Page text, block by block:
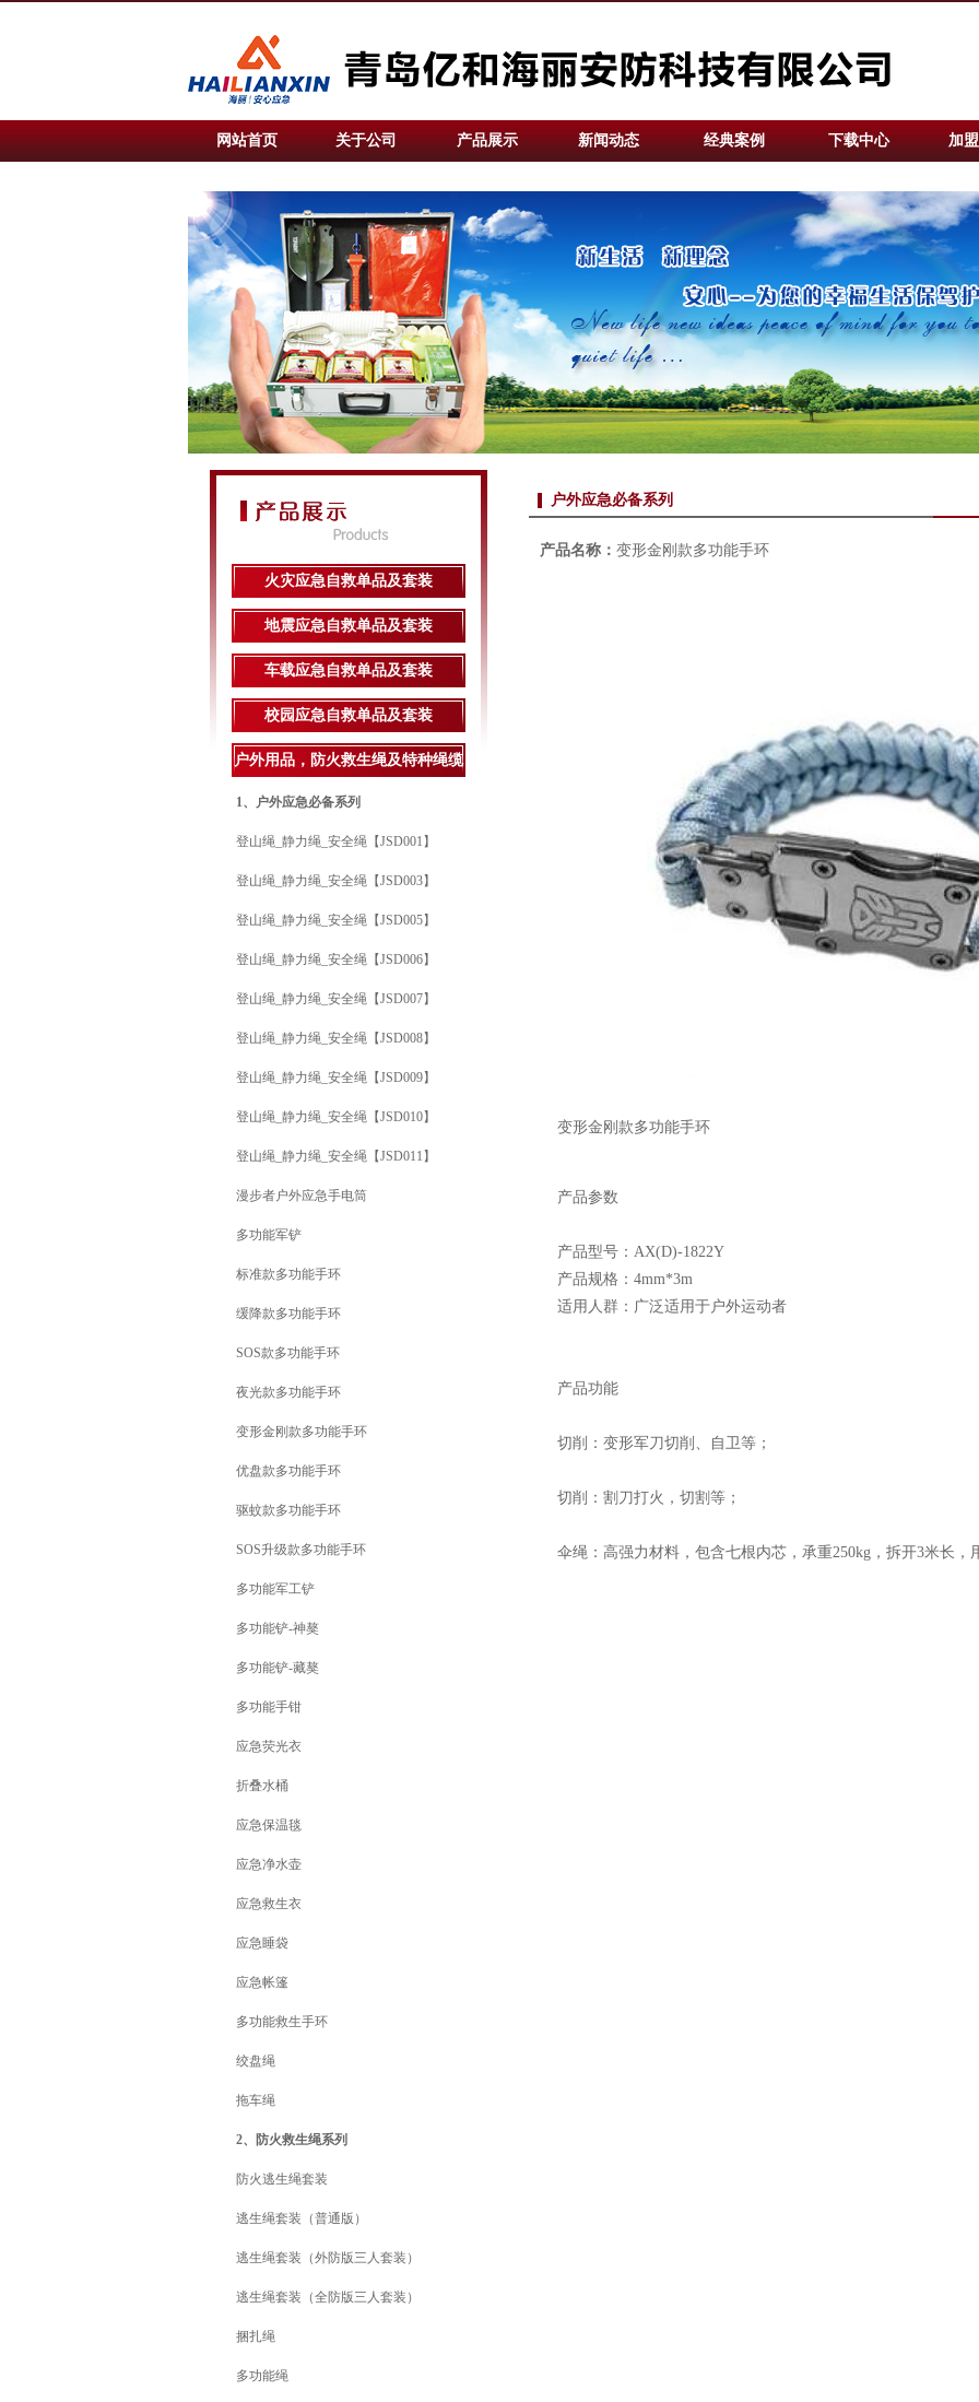
网站首页 关于公司 产品展示 新闻动态 经典案例 下载中心 加
火灾应急自救单品及套装
地震应急自救单品及套装
车载应急自救单品及套装
校园应急自救单品及套装
户外用品，防火救生绳及特种绳缆
1、户外应急必备系列
登山绳_静力绳_安全绳【JSD001】
登山绳_静力绳_安全绳【JSD003】
登山绳_静力绳_安全绳【JSD005】
登山绳_静力绳_安全绳【JSD006】
登山绳_静力绳_安全绳【JSD007】
登山绳_静力绳_安全绳【JSD008】
登山绳_静力绳_安全绳【JSD009】
登山绳_静力绳_安全绳【JSD010】
登山绳_静力绳_安全绳【JSD011】
漫步者户外应急手电筒
多功能军铲
标准款多功能手环
缓降款多功能手环
SOS款多功能手环
夜光款多功能手环
变形金刚款多功能手环
优盘款多功能手环
驱蚊款多功能手环
SOS升级款多功能手环
多功能军工铲
多功能铲-神獒
多功能铲-藏獒
多功能手钳
应急荧光衣
折叠水桶
应急保温毯
应急净水壶
应急救生衣
应急睡袋
应急帐篷
多功能救生手环
绞盘绳
拖车绳
2、防火救生绳系列
防火逃生绳套装
逃生绳套装（普通版）
逃生绳套装（外防版三人套装）
逃生绳套装（全防版三人套装）
捆扎绳
多功能绳
户外应急必备系列
产品名称： 变形金刚款多功能手环
变形金刚款多功能手环
产品参数
产品型号：AX(D)-1822Y
产品规格：4mm*3m
适用人群：广泛适用于户外运动者
产品功能
切削：变形军刀切削、自卫等；
切削：割刀打火，切割等；
伞绳：高强力材料，包含七根内芯，承重250kg，拆开3米长，